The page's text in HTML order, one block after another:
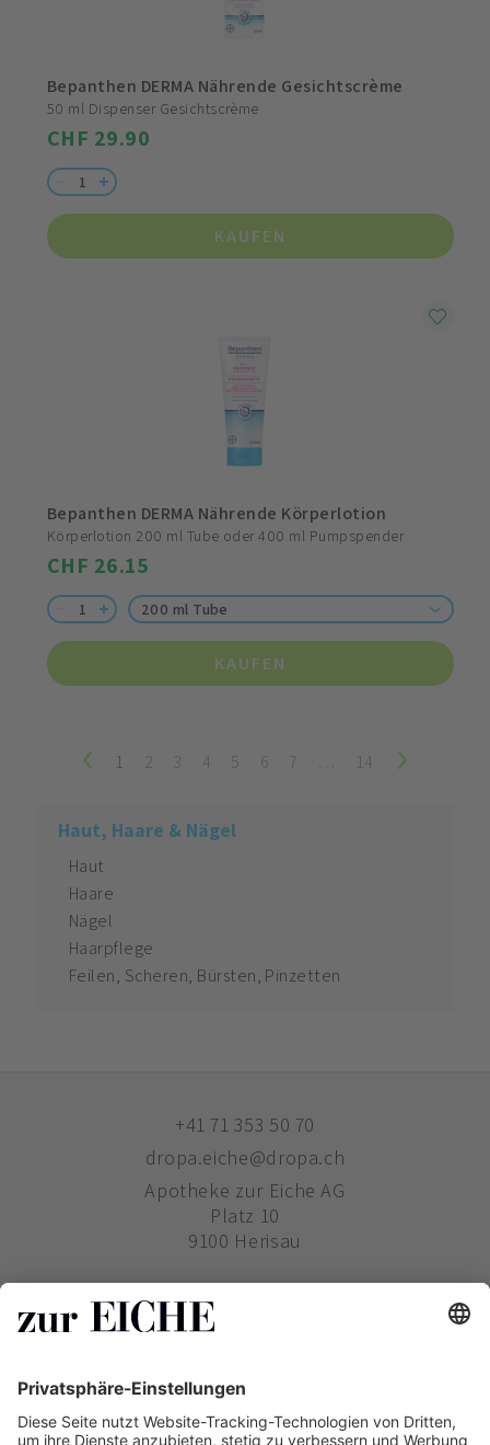
Bepanthen DERMA Nährende Gesichtscrème
50 ml Dispenser Gesichtscrème
CHF 29.90
KAUFEN
Bepanthen DERMA Nährende Körperlotion
Körperlotion 200 ml Tube oder 400 ml Pumpspender
CHF 26.15
200 ml Tube
KAUFEN
1 2 3 4 5 6 7 14
Haut, Haare & Nägel
Haut
Haare
Nägel
Haarpflege
Feilen, Scheren, Bürsten, Pinzetten
+41 71 353 50 70
dropa.eiche@dropa.ch
Apotheke zur Eiche AG
Platz 10
9100 Herisau
ZUR EICHE
PHARMAVERTRIEB